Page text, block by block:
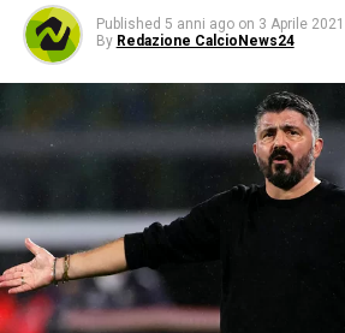
Published 5 anni ago on 3 Aprile 2021
By Redazione CalcioNews24